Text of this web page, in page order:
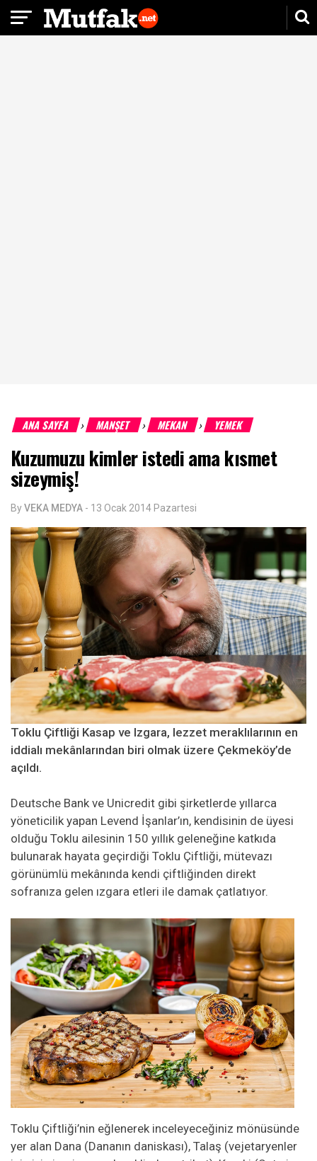
ANA SAYFA › MANŞET › MEKAN › YEMEK
Kuzumuzu kimler istedi ama kısmet
sizeymiş!
ByVEKA MEDYA - 13 Ocak 2014 Pazartesi
Toklu Çiftliği Kasap ve Izgara, lezzet meraklılarının en
iddialı mekânlarından biri olmak üzere Çekmeköy’de
açıldı.
Deutsche Bank ve Unicredit gibi şirketlerde yıllarca
yöneticilik yapan Levend İşanlar’ın, kendisinin de üyesi
olduğu Toklu ailesinin 150 yıllık geleneğine katkıda
bulunarak hayata geçirdiği Toklu Çiftliği, mütevazı
görünümlü mekânında kendi çiftliğinden direkt
sofranıza gelen ızgara etleri ile damak çatlatıyor.
Toklu Çiftliği’nin eğlenerek inceleyeceğiniz mönüsünde
yer alan Dana (Dananın daniskası), Talaş (vejetaryenler